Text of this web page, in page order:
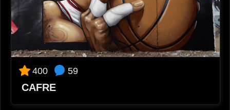
400 59
CAFRE